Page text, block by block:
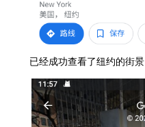
已经成功查看了纽约的街景